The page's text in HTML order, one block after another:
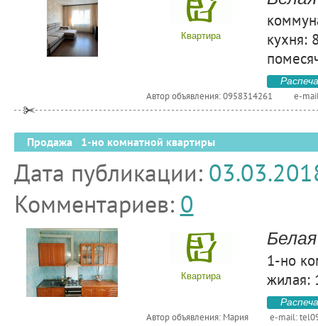
Квартира
кухня:
Автор объявления: 0958314261 e-
Продажа 1-но комнатной квартиры
Дата публикации:
Комментариев: 0
Квартира
1-но
жилая:
Автор объявления: Мария e-mail: